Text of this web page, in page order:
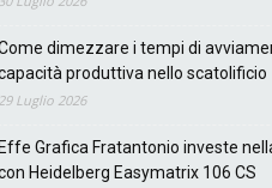
dimezzare i tempi di
produttiva nello scatolificio
Luglio 2026
Grafica Fratantonio investe
Heidelberg Easymatrix 106 CS